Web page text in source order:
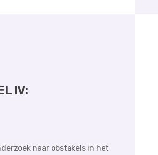
IV:
naar obstakels in het